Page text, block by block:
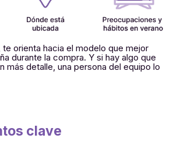
orienta hacia el modelo que mejor
durante la compra. Y si hay algo que
más detalle, una persona del equipo lo
clave